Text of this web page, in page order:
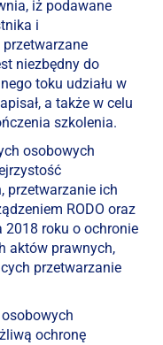
iż podawane
i
niezbędny do
toku udziału w
a także w celu
szkolenia.
osobowych
przetwarzanie ich
RODO oraz
roku o ochronie
aktów prawnych,
przetwarzanie
ochronę